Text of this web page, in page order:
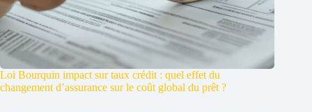
Loi Bourquin impact sur taux crédit : quel effet du
changement d’assurance sur le coût global du prêt ?